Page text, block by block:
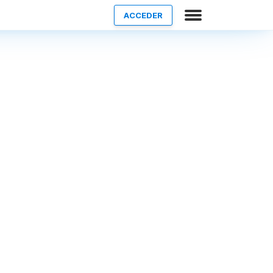
ACCEDER